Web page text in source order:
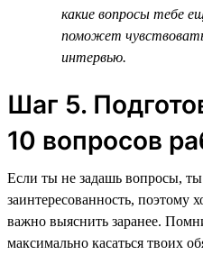
какие вопросы тебе
поможет чувствовать
интервью.
Шаг 5.
10 вопросов
Если ты не задашь вопросы,
заинтересованность, поэтому
важно выяснить заранее.
максимально касаться твоих